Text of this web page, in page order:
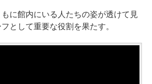
に館内にいる人たちの姿が透けて見
として重要な役割を果たす。